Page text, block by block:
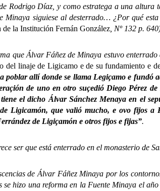
Rodrigo Díaz, y como estratega a una altura
Minaya siguiese al desterrado… ¿Por qué
de la Institución Fernán González , Nº 132 p.
Álvar Fáñez de Minaya estuvo enterrado
del linaje de Ligicamo e de su fundamiento e
poblar allí donde se llama Legiçamo e fundó
de uno en otro suçedió Diego Pérez
el dicho Álvar Sánchez Menaya en el
Ligicamón, que valió mucho, e ovo fijos
de Ligiçamón e otros fijos e fijas”.
que está enterrado en el monasterio de
de Álvar Fáñez Minaya por los contornos
se hizo una reforma en la Fuente Minaya el